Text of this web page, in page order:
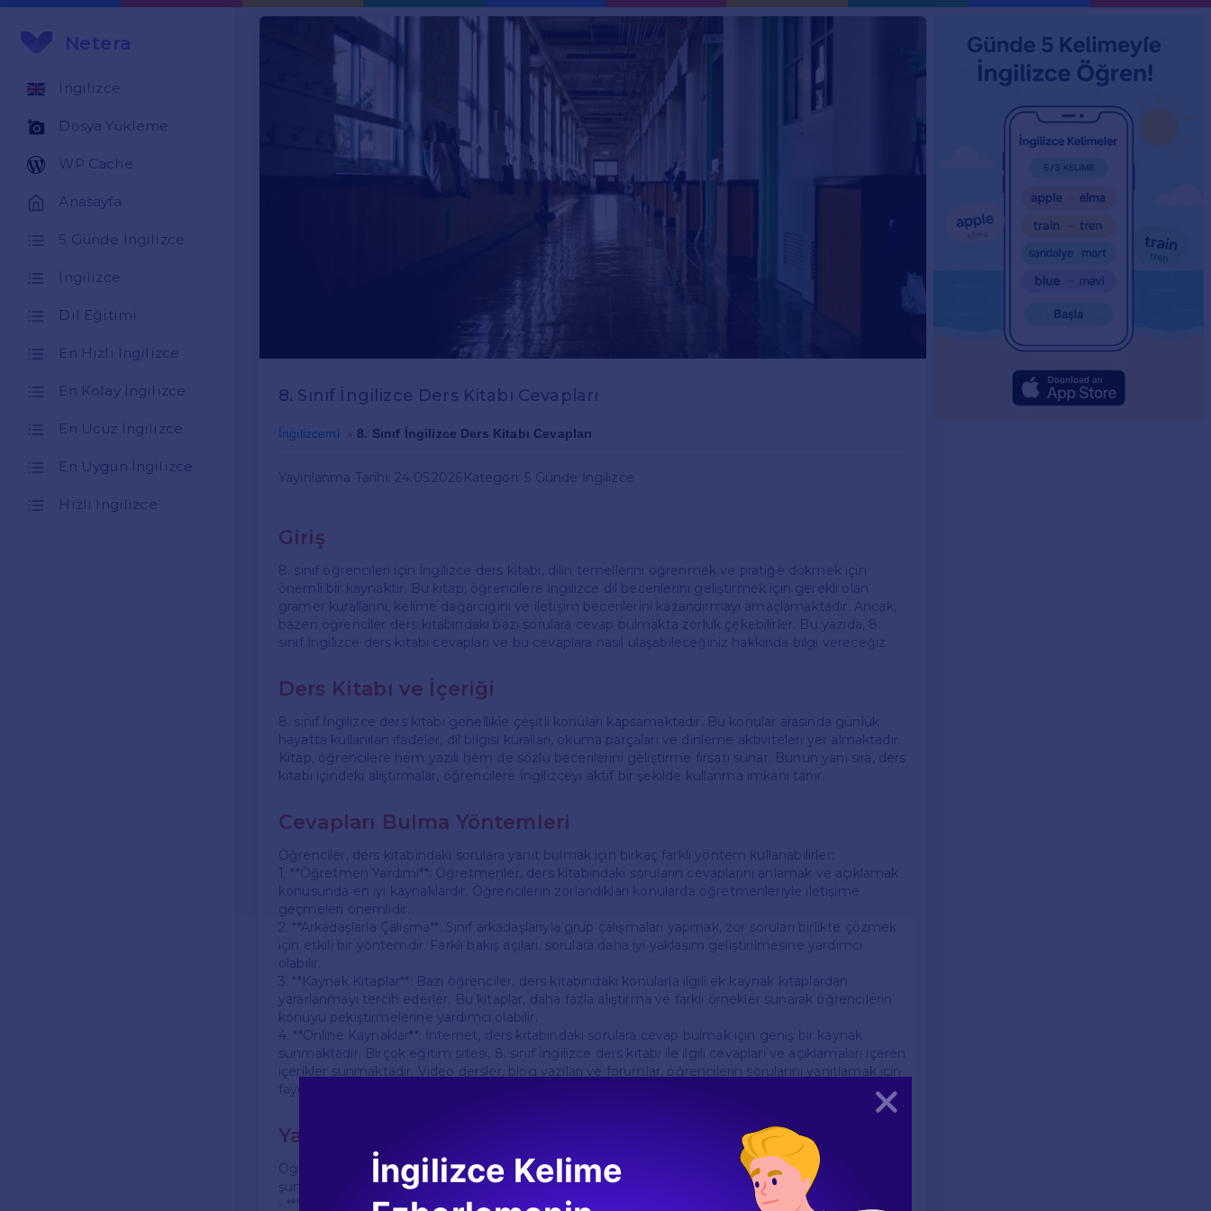
Netera
İngilizce
Dosya Yükleme
WP Cache
Anasayfa
5 Günde İngilizce
İngilizce
Dil Eğitimi
En Hızlı İngilizce
En Kolay İngilizce
En Ucuz İngilizce
En Uygun İngilizce
Hızlı İngilizce
8. Sınıf İngilizce Ders Kitabı Cevapları
İngilizcemi 8. Sınıf İngilizce Ders Kitabı Cevapları
Yayınlanma Tarihi: 24.05.2026 Kategori: 5 Günde İngilizce
Giriş
8. sınıf öğrencileri için İngilizce ders kitabı, dilin temellerini öğrenmek ve pratiğe dökmek için
önemli bir kaynaktır. Bu kitap, öğrencilere İngilizce dil becerilerini geliştirmek için gerekli olan
gramer kurallarını, kelime dağarcığını ve iletişim becerilerini kazandırmayı amaçlamaktadır. Ancak,
bazen öğrenciler ders kitabındaki bazı sorulara cevap bulmakta zorluk çekebilirler. Bu yazıda, 8.
sınıf İngilizce ders kitabı cevapları ve bu cevaplara nasıl ulaşabileceğiniz hakkında bilgi vereceğiz.
Ders Kitabı ve İçeriği
8. sınıf İngilizce ders kitabı genellikle çeşitli konuları kapsamaktadır. Bu konular arasında günlük
hayatta kullanılan ifadeler, dil bilgisi kuralları, okuma parçaları ve dinleme aktiviteleri yer almaktadır.
Kitap, öğrencilere hem yazılı hem de sözlü becerilerini geliştirme fırsatı sunar. Bunun yanı sıra, ders
kitabı içindeki alıştırmalar, öğrencilere İngilizceyi aktif bir şekilde kullanma imkanı tanır.
Cevapları Bulma Yöntemleri
Öğrenciler, ders kitabındaki sorulara yanıt bulmak için birkaç farklı yöntem kullanabilirler:
1. **Öğretmen Yardımı**: Öğretmenler, ders kitabındaki soruların cevaplarını anlamak ve açıklamak
konusunda en iyi kaynaklardır. Öğrencilerin zorlandıkları konularda öğretmenleriyle iletişime
geçmeleri önemlidir.
2. **Arkadaşlarla Çalışma**: Sınıf arkadaşlarıyla grup çalışmaları yapmak, zor soruları birlikte çözmek
için etkili bir yöntemdir. Farklı bakış açıları, sorulara daha iyi yaklaşım geliştirilmesine yardımcı
olabilir.
3. **Kaynak Kitaplar**: Bazı öğrenciler, ders kitabındaki konularla ilgili ek kaynak kitaplardan
yararlanmayı tercih ederler. Bu kitaplar, daha fazla alıştırma ve farklı örnekler sunarak öğrencilerin
konuyu pekiştirmelerine yardımcı olabilir.
4. **Online Kaynaklar**: İnternet, ders kitabındaki sorulara cevap bulmak için geniş bir kaynak
sunmaktadır. Birçok eğitim sitesi, 8. sınıf İngilizce ders kitabı ile ilgili cevapları ve açıklamaları içeren
içerikler sunmaktadır. Video dersler, blog yazıları ve forumlar, öğrencilerin sorularını yanıtlamak için
faydalı olabilir.
Yardımcı Kaynaklar
Öğrencilerin ders kitabındaki konuları anlamalarına yardımcı olabilecek bazı online kaynaklar
şunlardır:
- **YouTube Eğitim Kanalları**: İngilizce dil bilgisi ve kelime bilgisi ile ilgili dersler sunan birçok
Kapat
İngilizce Kelime